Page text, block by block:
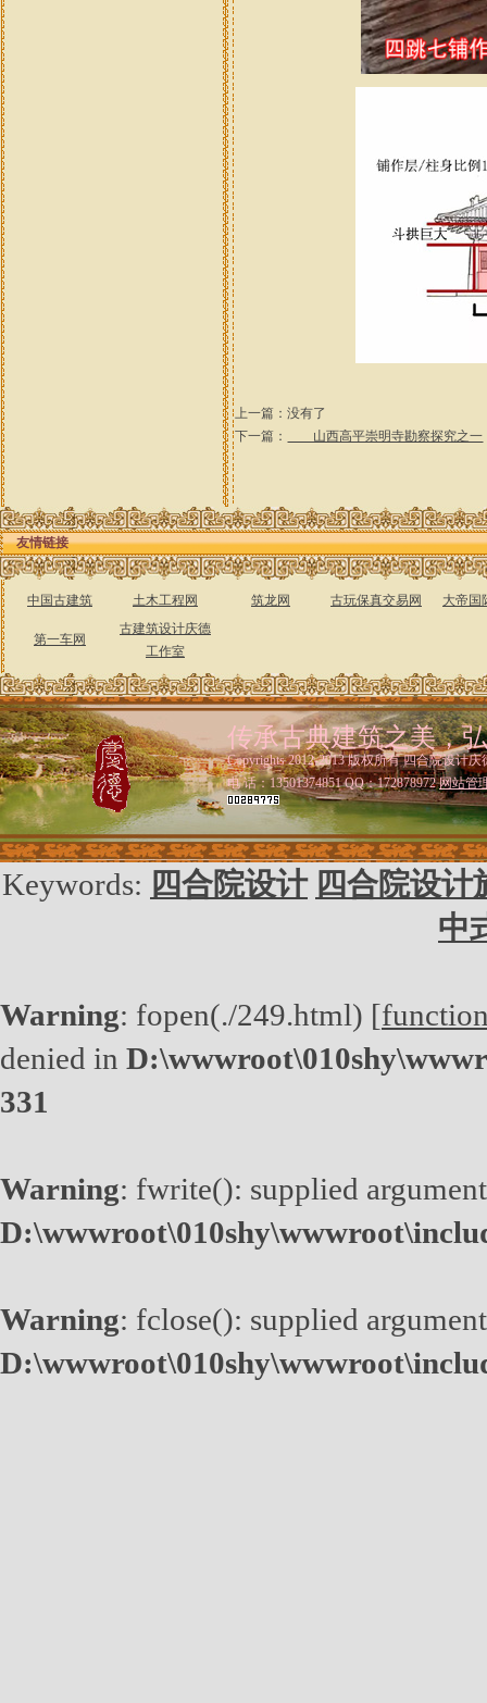
上一篇：没有了
下一篇：
山西高平崇明寺勘察探究之一
友情链接
中国古建筑 土木工程网 筑龙网 古玩保真交易网 大帝国
第一车网
古建筑设计庆德
工作室
传承古典建筑之美，
Copyrights 2012-2013 版权所有 四合院设计
电 话：13501374851 QQ：172878972网站管
Keywords: 四合院设计 四合院设计
中
Warning: fopen(./249.html) [
denied in
331
Warning: fwrite(): supplied
Warning: fclose(): supplied